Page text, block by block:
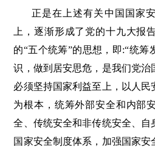
正是在上述有关中国国家
上，逐渐形成了党的十九大报
的“五个统筹”的思想，即:“统筹
识，做到居安思危，是我们党治
必须坚持国家利益至上，以人民
为根本，统筹外部安全和内部
全、传统安全和非传统安全、
国家安全制度体系，加强国家安